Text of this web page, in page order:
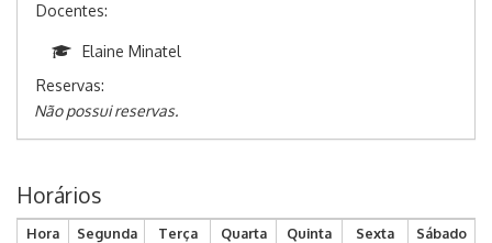
Docentes:
Elaine Minatel
Reservas:
Não possui reservas.
Horários
Hora Segunda Terça Quarta Quinta Sexta
Sábado